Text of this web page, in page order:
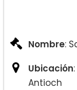
Nombre:
Ubicación
Antioch